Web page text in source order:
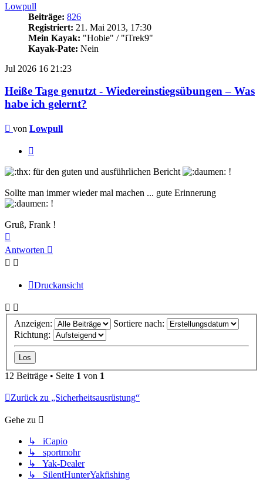
Lowpull
Beiträge: 826
Registriert: 21. Mai 2013, 17:30
Mein Kayak: "Hobie" / "iTrek9"
Kayak-Pate: Nein
Jul 2026 16 21:23
Heiße Tage genutzt - Wiedereinstiegsübungen – Was
habe ich gelernt?
Beitrag
von Lowpull
für den guten und ausführlichen Bericht !
Sollte man immer wieder mal machen ... gute Erinnerung
!
Gruß, Frank !
oben
Antworten
Druckansicht
Anzeigen:
Sortiere nach:
Richtung:
12 Beiträge • Seite 1 von 1
Zurück zu „Sicherheitsausrüstung“
Gehe zu
↳ iCapio
↳ sportmohr
↳ Yak-Dealer
↳ SilentHunterYakfishing